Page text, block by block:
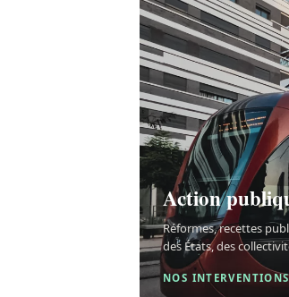
Action
Réformes, recettes
des États, des
NOS